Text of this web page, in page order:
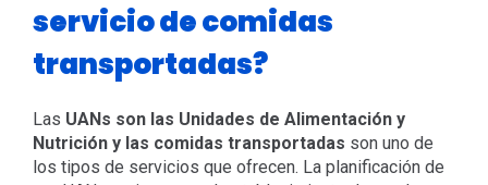
servicio de comidas
transportadas?
Las UANs son las Unidades de Alimentación y
Nutrición y las comidas transportadas son uno de
los tipos de servicios que ofrecen. La planificación de